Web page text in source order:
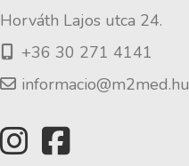
Horváth Lajos utca 24.
+36 30 271 4141
informacio@m2med.hu